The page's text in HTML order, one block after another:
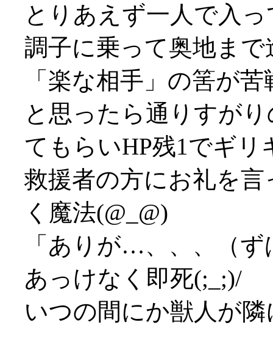
とりあえず一人で入
調子に乗って奥地ま
「楽な相手」の筈が
と思ったら通りすが
てもらいHP残1でギリ
救援者の方にお礼を
く魔法(@_@)
「ありが…、、、（
あっけなく即死(;_;)/
いつの間にか獣人が